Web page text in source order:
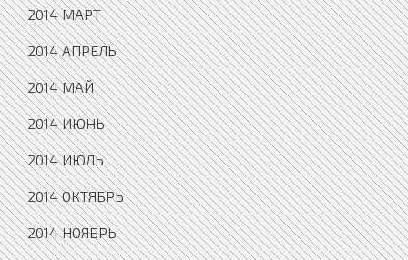
2014 МАРТ
2014 АПРЕЛЬ
2014 МАЙ
2014 ИЮНЬ
2014 ИЮЛЬ
2014 ОКТЯБРЬ
2014 НОЯБРЬ